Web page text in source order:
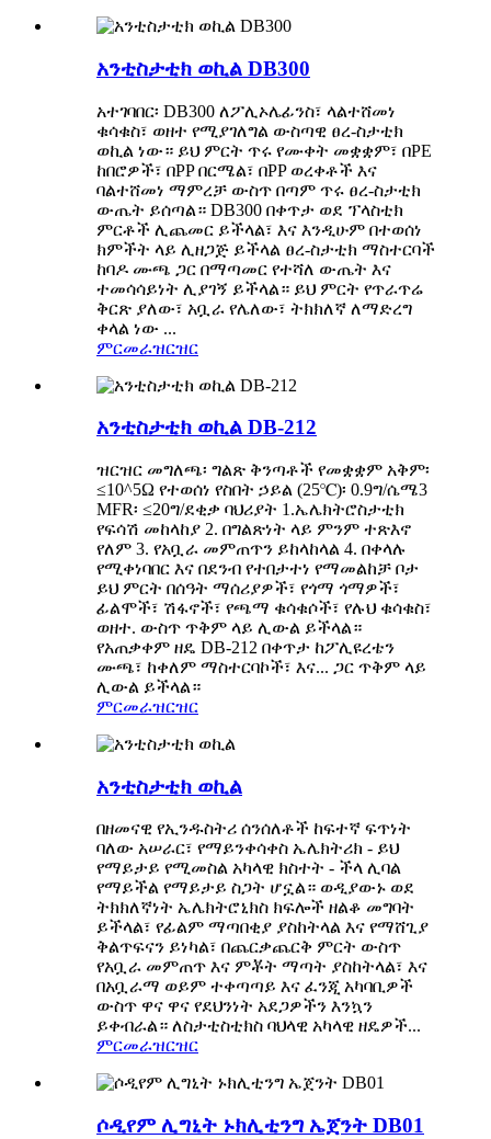
አንቲስታቲክ ወኪል DB300
አተገባበር፡ DB300 ለፖሊኦሌፊንስ፣ ላልተሸመነ
ቁሳቁስ፣ ወዘተ የሚያገለግል ውስጣዊ ፀረ-ስታቲክ
ወኪል ነው። ይህ ምርት ጥሩ የሙቀት መቋቋም፣ በPE
ከበሮዎች፣ በPP በርሜል፣ በPP ወረቀቶች እና
ባልተሸመነ ማምረቻ ውስጥ በጣም ጥሩ ፀረ-ስታቲክ
ውጤት ይሰጣል። DB300 በቀጥታ ወደ ፕላስቲክ
ምርቶች ሊጨመር ይችላል፣ እና እንዲሁም በተወሰነ
ክምችት ላይ ሊዘጋጅ ይችላል ፀረ-ስታቲክ ማስተርባች
ከባዶ ሙጫ ጋር በማጣመር የተሻለ ውጤት እና
ተመሳሳይነት ሊያገኝ ይችላል። ይህ ምርት የጥራጥሬ
ቅርጽ ያለው፣ አቧራ የሌለው፣ ትክክለኛ ለማድረግ
ቀላል ነው ...
ምርመራዝርዝር
አንቲስታቲክ ወኪል DB-212
ዝርዝር መግለጫ፡ ግልጽ ቅንጣቶች የመቋቋም አቅም፡
≤10^5Ω የተወሰነ የስበት ኃይል (25℃)፡ 0.9ግ/ሴሜ3
MFR፡ ≤20ግ/ደቂቃ ባህሪያት 1.ኤሌክትሮስታቲክ
የፍሳሽ መከላከያ 2. በግልጽነት ላይ ምንም ተጽእኖ
የለም 3. የአቧራ መምጠጥን ይከላከላል 4. በቀላሉ
የሚቀነባበር እና በደንብ የተበታተነ የማመልከቻ ቦታ
ይህ ምርት በሰዓት ማሰሪያዎች፣ የጎማ ጎማዎች፣
ፊልሞች፣ ሽፋኖች፣ የጫማ ቁሳቁሶች፣ የሉህ ቁሳቁስ፣
ወዘተ. ውስጥ ጥቅም ላይ ሊውል ይችላል።
የአጠቃቀም ዘዴ DB-212 በቀጥታ ከፖሊዩረቴን
ሙጫ፣ ከቀለም ማስተርባኮች፣ እና... ጋር ጥቅም ላይ
ሊውል ይችላል።
ምርመራዝርዝር
አንቲስታቲክ ወኪል
በዘመናዊ የኢንዱስትሪ ሰንሰለቶች ከፍተኛ ፍጥነት
ባለው አሠራር፣ የማይንቀሳቀስ ኤሌክትሪክ - ይህ
የማይታይ የሚመስል አካላዊ ክስተት - ችላ ሊባል
የማይችል የማይታይ ስጋት ሆኗል። ወዲያውኑ ወደ
ትክክለኛነት ኤሌክትሮኒክስ ክፍሎች ዘልቆ መግባት
ይችላል፣ የፊልም ማጣበቂያ ያስከትላል እና የማሸጊያ
ቅልጥፍናን ይነካል፣ በጨርቃጨርቅ ምርት ውስጥ
የአቧራ መምጠጥ እና ምቾት ማጣት ያስከትላል፣ እና
በአቧራማ ወይም ተቀጣጣይ እና ፈንጂ አካባቢዎች
ውስጥ ዋና ዋና የደህንነት አደጋዎችን እንኳን
ይቀብራል። ለስታቲስቲክስ ባህላዊ አካላዊ ዘዴዎች...
ምርመራዝርዝር
ሶዲየም ሊግኒት ኑክሊቲንግ ኤጀንት DB01